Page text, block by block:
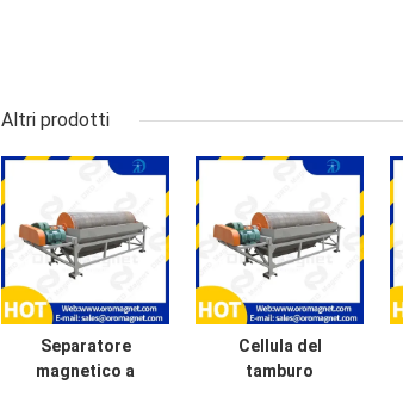
Altri prodotti
Separatore
magnetico a
Cellula del
tamburo